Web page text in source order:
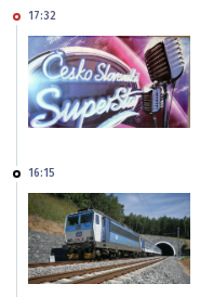
17:32
16:15